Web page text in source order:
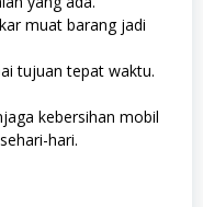
muat barang jadi
tujuan tepat waktu.
kebersihan mobil
hari.